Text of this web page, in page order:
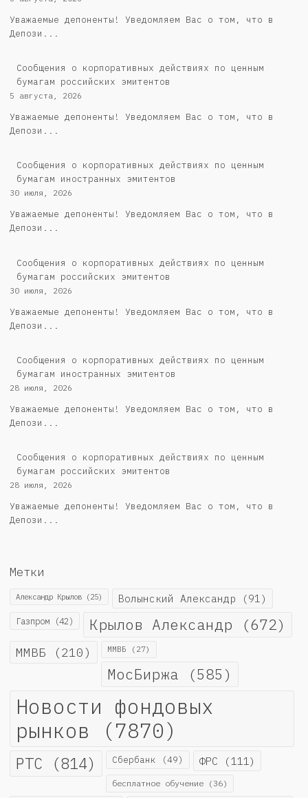
Уважаемые депоненты! Уведомляем Вас о том, что в
Депози...
Cообщения о корпоративных действиях по ценным
бумагам российских эмитентов
5 августа, 2026
Уважаемые депоненты! Уведомляем Вас о том, что в
Депози...
Сообщения о корпоративных действиях по ценным
бумагам иностранных эмитентов
30 июля, 2026
Уважаемые депоненты! Уведомляем Вас о том, что в
Депози...
Cообщения о корпоративных действиях по ценным
бумагам российских эмитентов
30 июля, 2026
Уважаемые депоненты! Уведомляем Вас о том, что в
Депози...
Сообщения о корпоративных действиях по ценным
бумагам иностранных эмитентов
28 июля, 2026
Уважаемые депоненты! Уведомляем Вас о том, что в
Депози...
Cообщения о корпоративных действиях по ценным
бумагам российских эмитентов
28 июля, 2026
Уважаемые депоненты! Уведомляем Вас о том, что в
Депози...
Метки
Александр Крылов (25) Волынский Александр (91)
Газпром (42) Крылов Александр (672)
ММВБ (210) ММВБ (27)
МосБиржа (585)
Новости фондовых
рынков (7870)
РТС (814) Сбербанк (49) ФРС (111)
бесплатное обучение (36)